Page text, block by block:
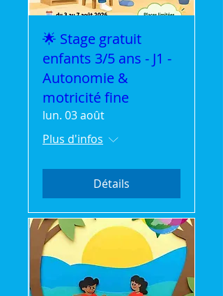
🌟 Stage gratuit
enfants 3/5 ans - J1 -
Autonomie &
motricité fine
lun. 03 août
Plus d'infos
Détails